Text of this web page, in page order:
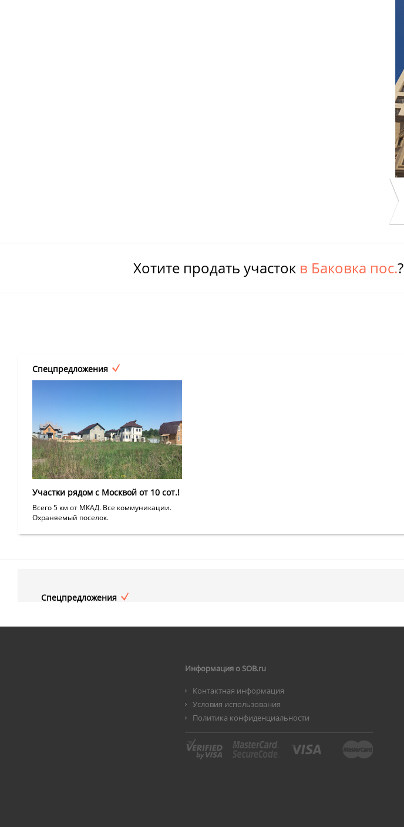
Хотите продать участок в Баковка пос.?
Спецпредложения
Участки рядом с Москвой от 10 сот.!
Всего 5 км от МКАД. Все коммуникации.
Охраняемый поселок.
Спецпредложения
Информация о SOB.ru
Контактная информация
Условия использования
Политика конфиденциальности